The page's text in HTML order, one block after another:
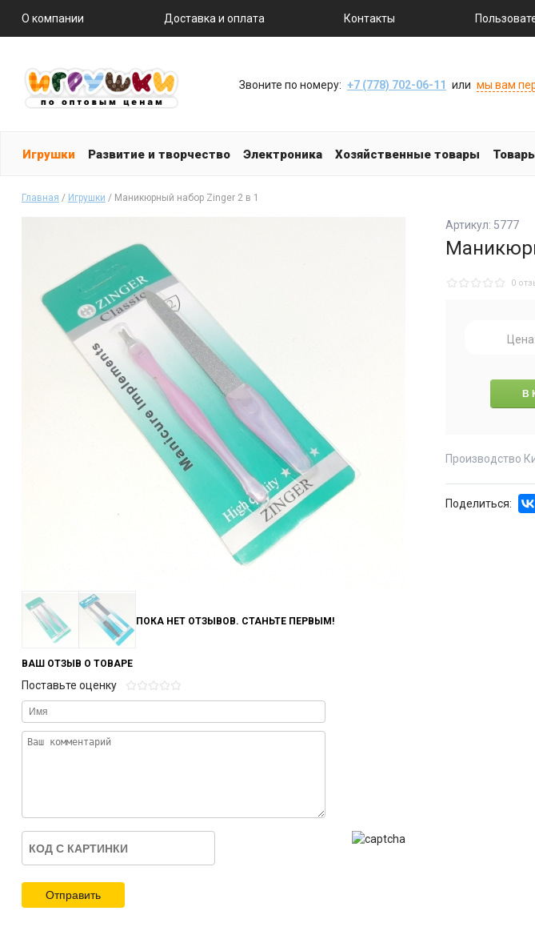
О компании Доставка и оплата Контакты
Звоните по номеру: +7 (778) 702-06-11 или мы вам
Игрушки Развитие и творчество Электроника Хозяйственные товары
Главная / Игрушки / Маникюрный набор Zinger 2 в 1
ПОКА НЕТ ОТЗЫВОВ. СТАНЬТЕ ПЕРВЫМ!
ВАШ ОТЗЫВ О ТОВАРЕ
Поставьте оценку
Отправить
Артикул: 5777
0
Цена:
Производство
Поделиться: